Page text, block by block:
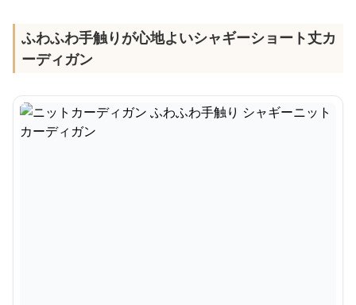
ふわふわ手触りが心地よいシャギーショート丈カ
ーディガン